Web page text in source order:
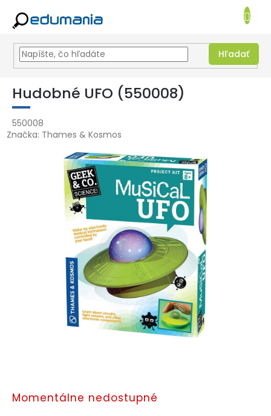
Prejsť
obsah
Hľadať
KOŠÍK
Hudobné UFO (550008)
550008
Značka: Thames & Kosmos
Momentálne nedostupné